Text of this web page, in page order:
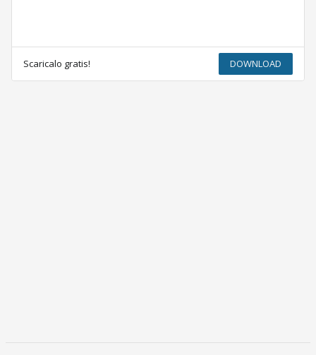
Scaricalo gratis! DOWNLOAD